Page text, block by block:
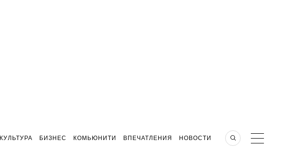
КУЛЬТУРА БИЗНЕС КОМЬЮНИТИ ВПЕЧАТЛЕНИЯ НОВОСТИ